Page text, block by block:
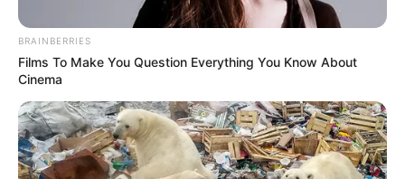
BRAINBERRIES
Films To Make You Question Everything You Know About
Cinema